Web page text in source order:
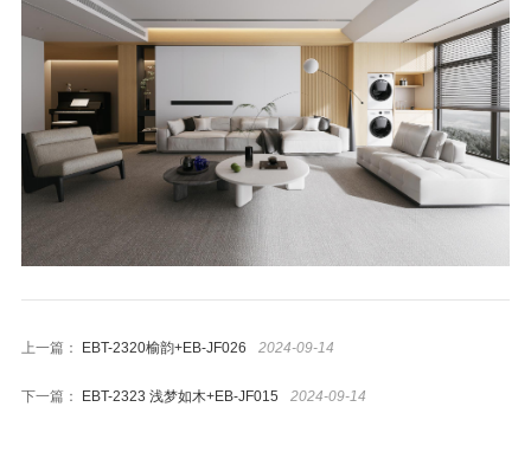
橱柜
衣柜
办公家具
生态门
护墙板
商业空间
营销网络
4.0智能制造
关于志华
上一篇： EBT-2320榆韵+EB-JF026 2024-09-14
下一篇： EBT-2323 浅梦如木+EB-JF015 2024-09-14